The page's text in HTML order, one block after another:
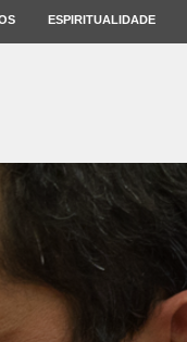
ESPIRITUALIDADE